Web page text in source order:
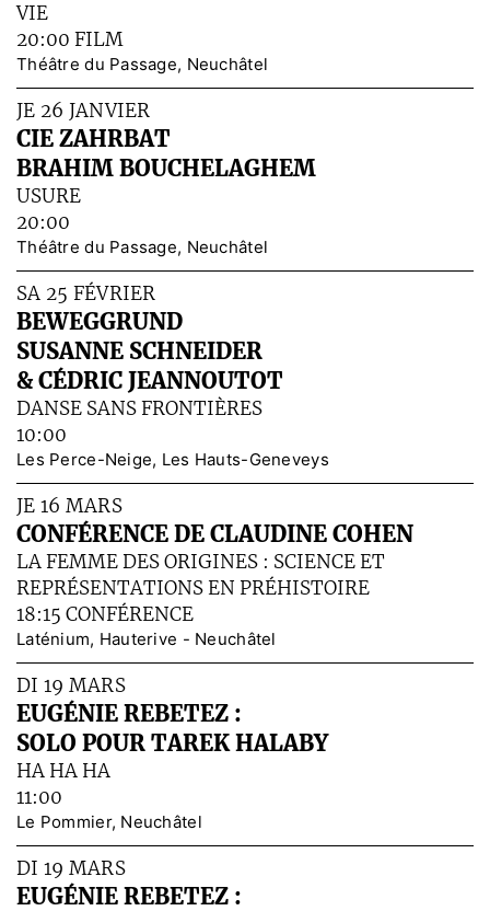
VIE
20:00 FILM
Théâtre du Passage, Neuchâtel
JE 26 JANVIER
CIE ZAHRBAT
BRAHIM BOUCHELAGHEM
USURE
20:00
Théâtre du Passage, Neuchâtel
SA 25 FÉVRIER
BEWEGGRUND
SUSANNE SCHNEIDER
& CÉDRIC JEANNOUTOT
DANSE SANS FRONTIÈRES
10:00
Les Perce-Neige, Les Hauts-Geneveys
JE 16 MARS
CONFÉRENCE DE CLAUDINE COHEN
LA FEMME DES ORIGINES : SCIENCE ET
REPRÉSENTATIONS EN PRÉHISTOIRE
18:15 CONFÉRENCE
Laténium, Hauterive - Neuchâtel
DI 19 MARS
EUGÉNIE REBETEZ :
SOLO POUR TAREK HALABY
HA HA HA
11:00
Le Pommier, Neuchâtel
DI 19 MARS
EUGÉNIE REBETEZ :